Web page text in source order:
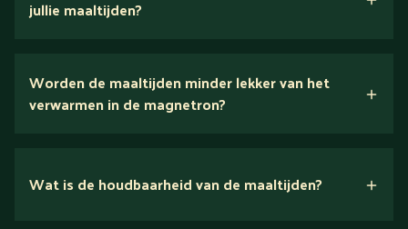
voedingsexperts
jullie maaltijden?
Worden de maaltijden minder lekker van het
verwarmen in de magnetron?
Wat is de houdbaarheid van de maaltijden?